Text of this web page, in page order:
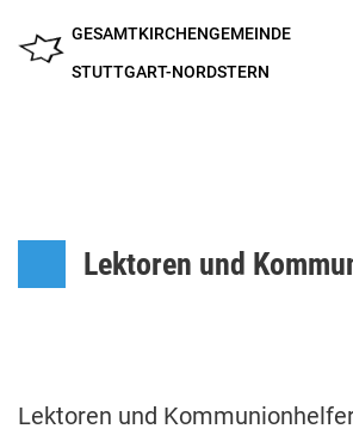
GESAMTKIRCHENGEMEINDE
STUTTGART-NORDSTERN
Lektoren und
Lektoren und